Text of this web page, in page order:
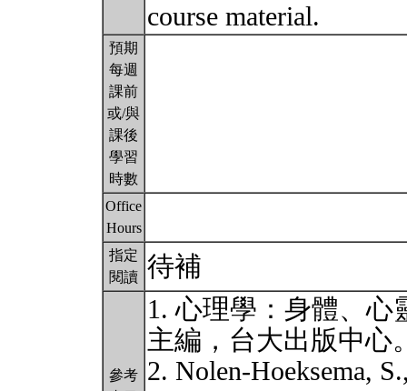
course material.
預期
每週
課前
或/與
課後
學習
時數
Office
Hours
指定
閱讀 待補
參考
1. 心理學：身體、心
主編，台大出版中心
2. Nolen-Hoeksema,